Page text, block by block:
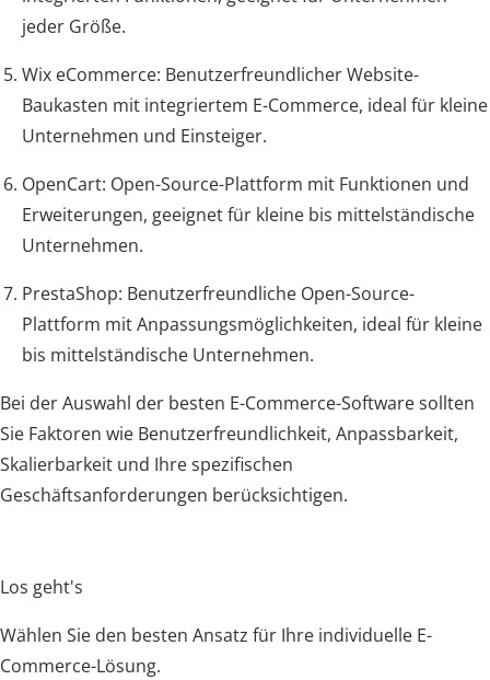
jeder Größe.
Wix eCommerce: Benutzerfreundlicher Website-
Baukasten mit integriertem E-Commerce, ideal für kleine
Unternehmen und Einsteiger.
OpenCart: Open-Source-Plattform mit Funktionen und
Erweiterungen, geeignet für kleine bis mittelständische
Unternehmen.
PrestaShop: Benutzerfreundliche Open-Source-
Plattform mit Anpassungsmöglichkeiten, ideal für kleine
bis mittelständische Unternehmen.
Bei der Auswahl der besten E-Commerce-Software sollten
Sie Faktoren wie Benutzerfreundlichkeit, Anpassbarkeit,
Skalierbarkeit und Ihre spezifischen
Geschäftsanforderungen berücksichtigen.
Los geht's
Wählen Sie den besten Ansatz für Ihre individuelle E-
Commerce-Lösung.